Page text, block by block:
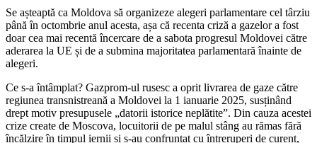
Se așteaptă ca Moldova să organizeze alegeri parlamentare cel târziu
până în octombrie anul acesta, așa că recenta criză a gazelor a fost
doar cea mai recentă încercare de a sabota progresul Moldovei către
aderarea la UE și de a submina majoritatea parlamentară înainte de
alegeri.
Ce s-a întâmplat? Gazprom-ul rusesc a oprit livrarea de gaze către
regiunea transnistreană a Moldovei la 1 ianuarie 2025, susținând
drept motiv presupusele „datorii istorice neplătite”. Din cauza acestei
crize create de Moscova, locuitorii de pe malul stâng au rămas fără
încălzire în timpul iernii și s-au confruntat cu întreruperi de curent,